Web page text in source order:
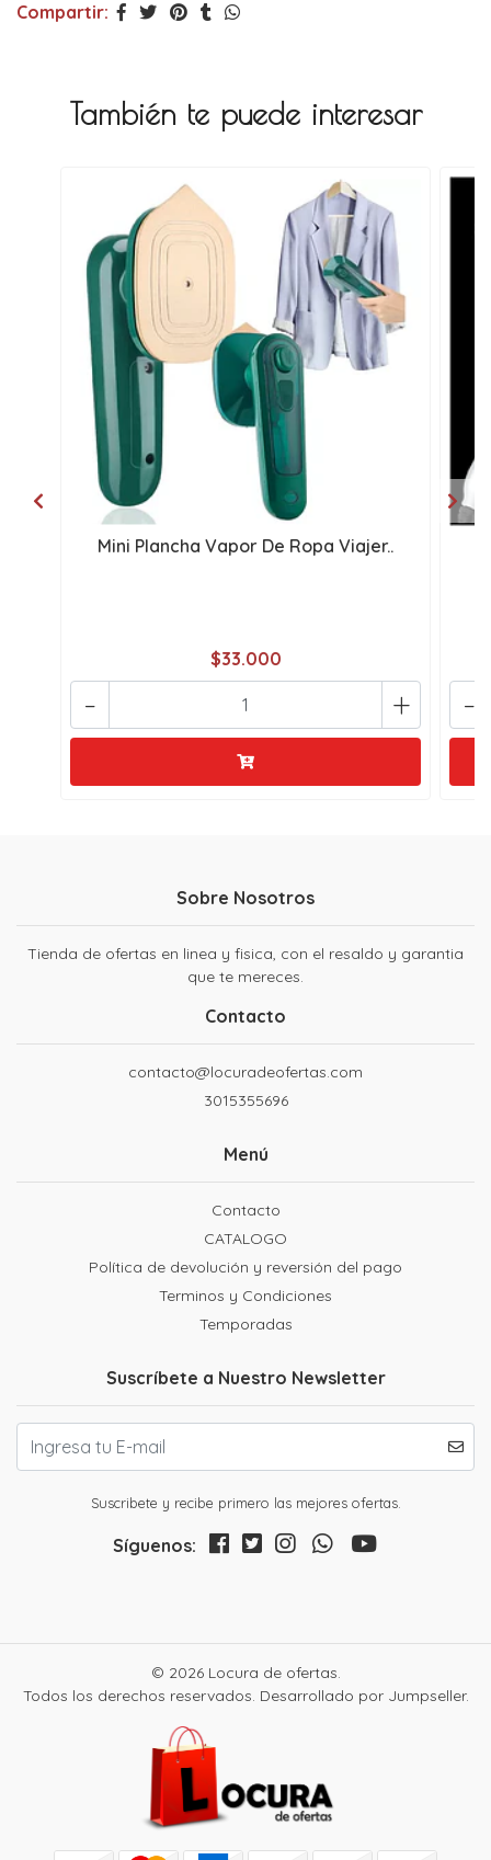
Compartir:
También te puede interesar
Mini Plancha Vapor De Ropa Viajer..
$33.000
+
- -
Sobre Nosotros
Tienda de ofertas en linea y fisica, con el resaldo y garantia
que te mereces.
Contacto
contacto@locuradeofertas.com
3015355696
Menú
Contacto
CATALOGO
Política de devolución y reversión del pago
Terminos y Condiciones
Temporadas
Suscríbete a Nuestro Newsletter
Suscribete y recibe primero las mejores ofertas.
Síguenos:
© 2026 Locura de ofertas.
Todos los derechos reservados. Desarrollado por Jumpseller.